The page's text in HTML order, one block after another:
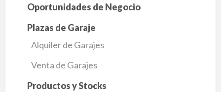
Oportunidades de Negocio
Plazas de Garaje
Alquiler de Garajes
Venta de Garajes
Productos y Stocks